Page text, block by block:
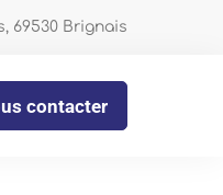
69530 Brignais
contacter